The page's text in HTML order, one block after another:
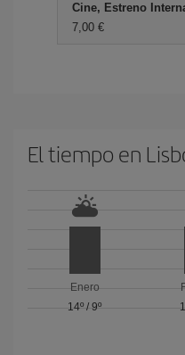
Cine, Estreno
7,00 €
El tiempo en
Enero
14º /9º